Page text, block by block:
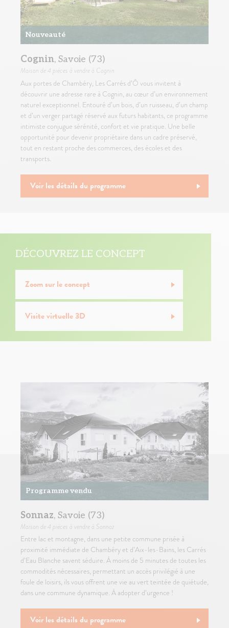
Nouveauté
Cognin, Savoie (73)
Maison de 4 pièces à vendre à Cognin
Aux portes de Chambéry, Les Carrés d’Ô vous invitent à
découvrir une adresse rare à Cognin, au cœur d’un environnement
naturel exceptionnel. Entouré d’un bois, d’un ruisseau, d’un champ
et d’un verger partagé réservé aux futurs habitants, ce programme
intimiste conjugue sérénité, confort et vie pratique. Une belle
opportunité pour devenir propriétaire dans un cadre préservé,
tout en restant proche des commerces, des écoles et des
transports.
Voir les détails du programme
DÉCOUVREZ LE CONCEPT
Zoom sur le concept
Visite virtuelle 3D
Programme vendu
Sonnaz, Savoie (73)
Maison de 4 pièces à vendre à Sonnaz
Entre lac et montagne, dans une petite commune prisée à
proximité immédiate de Chambéry et d’Aix-les-Bains, les Carrés
d’Eau Blanche savent séduire. À moins de 5 minutes de toutes les
commodités nécessaires, permettant un accès privilégié à une
foule de loisirs, ils vous offrent une vie au vert teintée de quiétude,
dans une commune dynamique. À adopter d’urgence !
Voir les détails du programme